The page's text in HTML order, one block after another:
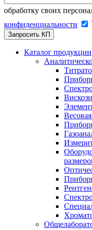
обработку своих
конфиденциальности
Запросить КП
Каталог продукции